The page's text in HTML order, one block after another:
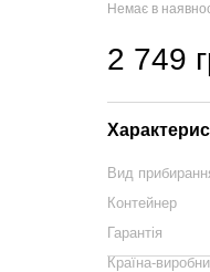
Немає в
2 749
Вид
Контейнер
Гарантія
Країна-